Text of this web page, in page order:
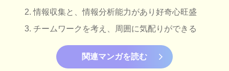
情報収集と、情報分析能力があり好奇心旺盛
チームワークを考え、周囲に気配りができる
関連マンガを読む